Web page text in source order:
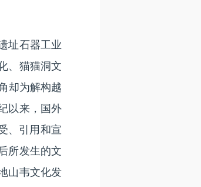
址石器工业
、猫猫洞文
却为解构越
以来，国外
、引用和宣
所发生的文
山韦文化发